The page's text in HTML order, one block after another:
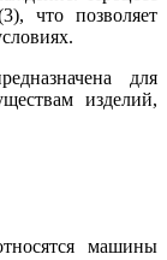
что позволяет
для
изделий,
машины